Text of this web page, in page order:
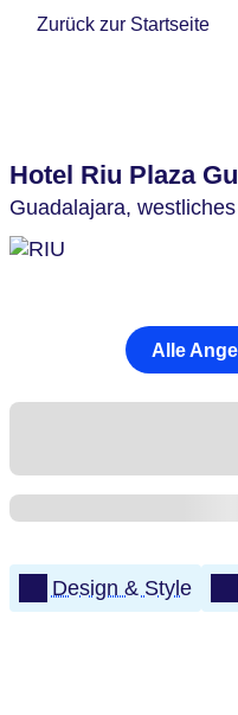
Zurück zur Startseite
Hotel Riu Plaza
Guadalajara,
Alle
Design & Style